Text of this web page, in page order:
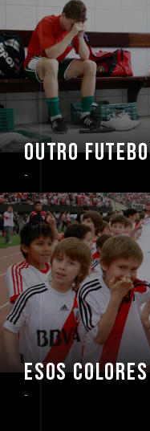
OUTRO
-
ESOS
-